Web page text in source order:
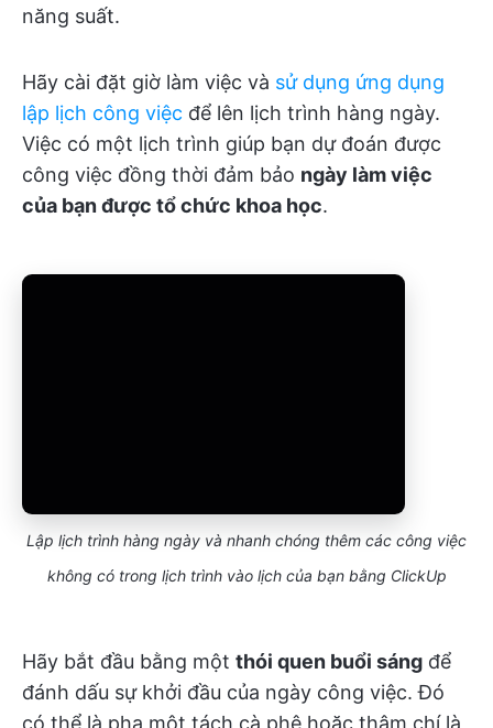
năng suất.
Hãy cài đặt giờ làm việc và sử dụng ứng dụng
lập lịch công việc để lên lịch trình hàng ngày.
Việc có một lịch trình giúp bạn dự đoán được
công việc đồng thời đảm bảo ngày làm việc
của bạn được tổ chức khoa học.
Lập lịch trình hàng ngày và nhanh chóng thêm các công việc
không có trong lịch trình vào lịch của bạn bằng ClickUp
Hãy bắt đầu bằng một thói quen buổi sáng để
đánh dấu sự khởi đầu của ngày công việc. Đó
có thể là pha một tách cà phê hoặc thậm chí là